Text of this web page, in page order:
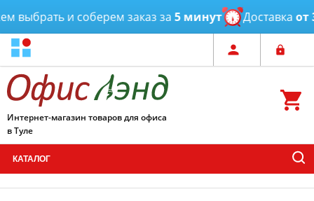
и соберем заказ за 5 минут Доставкаот 3
Интернет-магазин товаров для офиса
в Туле
КАТАЛОГ